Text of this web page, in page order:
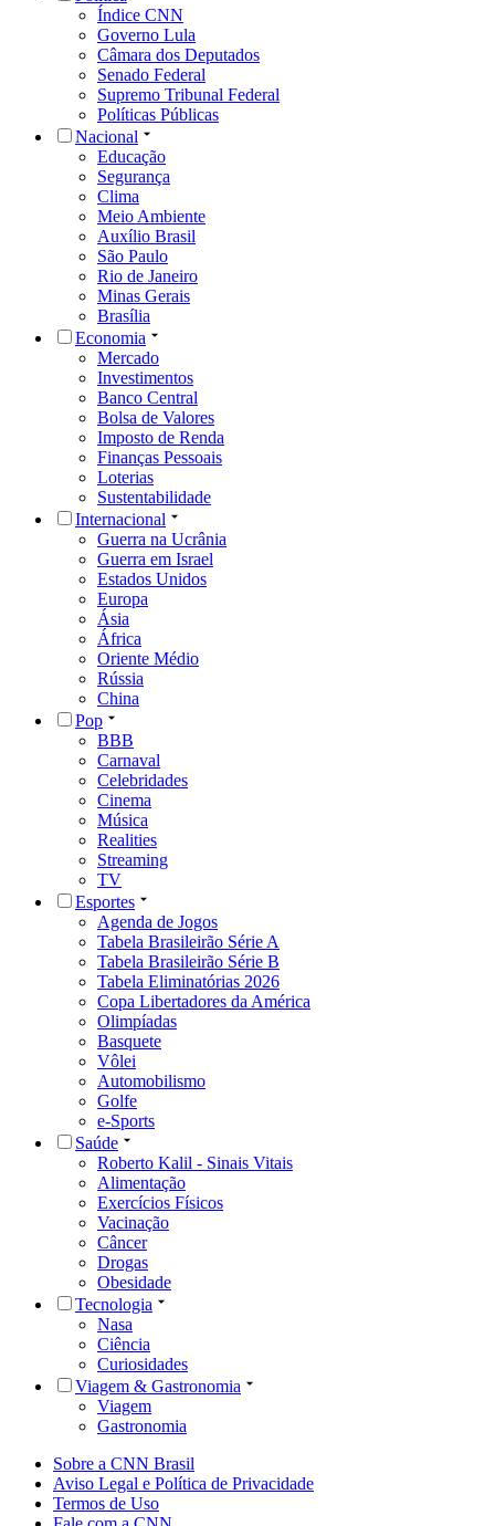
Índice CNN
Governo Lula
Câmara dos Deputados
Senado Federal
Supremo Tribunal Federal
Políticas Públicas
Nacional
Educação
Segurança
Clima
Meio Ambiente
Auxílio Brasil
São Paulo
Rio de Janeiro
Minas Gerais
Brasília
Economia
Mercado
Investimentos
Banco Central
Bolsa de Valores
Imposto de Renda
Finanças Pessoais
Loterias
Sustentabilidade
Internacional
Guerra na Ucrânia
Guerra em Israel
Estados Unidos
Europa
Ásia
África
Oriente Médio
Rússia
China
Pop
BBB
Carnaval
Celebridades
Cinema
Música
Realities
Streaming
TV
Esportes
Agenda de Jogos
Tabela Brasileirão Série A
Tabela Brasileirão Série B
Tabela Eliminatórias 2026
Copa Libertadores da América
Olimpíadas
Basquete
Vôlei
Automobilismo
Golfe
e-Sports
Saúde
Roberto Kalil - Sinais Vitais
Alimentação
Exercícios Físicos
Vacinação
Câncer
Drogas
Obesidade
Tecnologia
Nasa
Ciência
Curiosidades
Viagem & Gastronomia
Viagem
Gastronomia
Sobre a CNN Brasil
Aviso Legal e Política de Privacidade
Termos de Uso